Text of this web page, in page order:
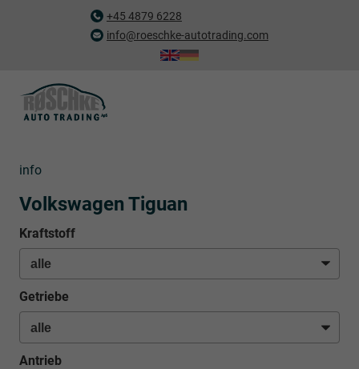
+45 4879 6228
info@roeschke-autotrading.com
info
Volkswagen Tiguan
Kraftstoff
Getriebe
Antrieb